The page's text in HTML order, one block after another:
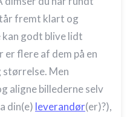
fremt klart og
godt blive lidt
flere af dem på en
størrelse. Men
aligne billederne selv
din(e) leverandør(er)?),
eller
forskellige